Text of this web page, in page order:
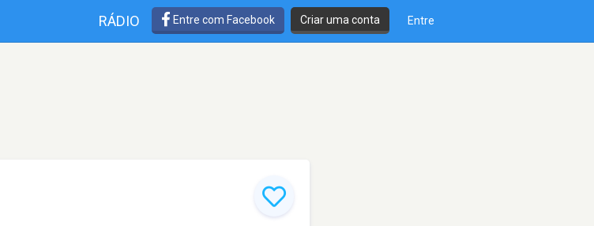
RÁDIO Entre com Facebook Criar uma conta Entre